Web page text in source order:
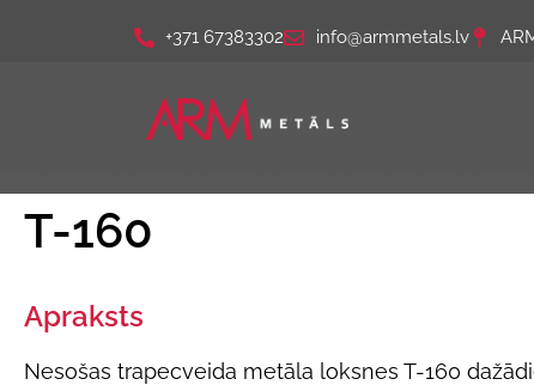
+371 67383302 info@armmetals.lv
T-160
Apraksts
Nesošas trapecveida metāla loksnes T-160